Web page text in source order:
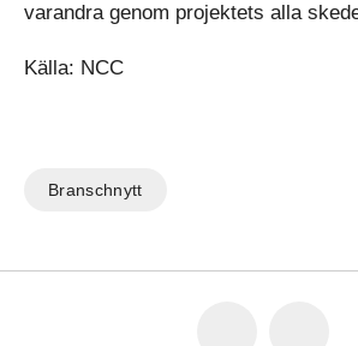
varandra genom projektets alla
Källa: NCC
Branschnytt